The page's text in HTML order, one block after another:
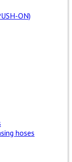
ON)
hoses